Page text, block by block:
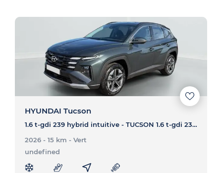
HYUNDAI Tucson
1.6 t-gdi 239 hybrid intuitive - TUCSON 1.6 t-gdi 239 hybrid intuitive
2026 - 15 km - Vert
undefined